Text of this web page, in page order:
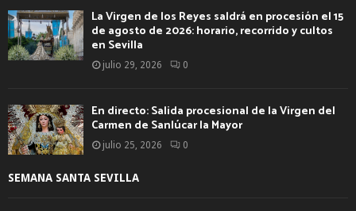
La Virgen de los Reyes saldrá en procesión el 15
de agosto de 2026: horario, recorrido y cultos
en Sevilla
julio 29, 2026 0
En directo: Salida procesional de la Virgen del
Carmen de Sanlúcar la Mayor
julio 25, 2026 0
SEMANA SANTA SEVILLA